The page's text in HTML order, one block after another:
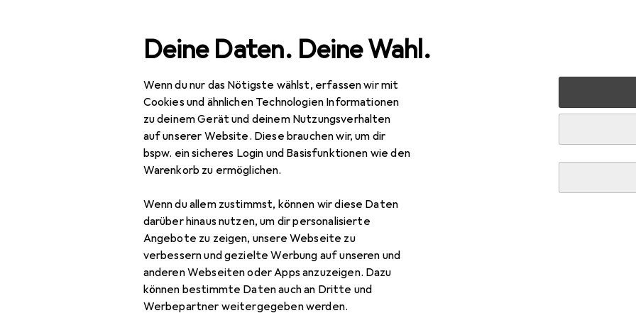
Deine Daten. Deine Wahl.
Wenn du nur das Nötigste wählst, erfassen wir mit
Cookies und ähnlichen Technologien Informationen
zu deinem Gerät und deinem Nutzungsverhalten
auf unserer Website. Diese brauchen wir, um dir
bspw. ein sicheres Login und Basisfunktionen wie den
Warenkorb zu ermöglichen.
Wenn du allem zustimmst, können wir diese Daten
darüber hinaus nutzen, um dir personalisierte
Angebote zu zeigen, unsere Webseite zu
verbessern und gezielte Werbung auf unseren und
anderen Webseiten oder Apps anzuzeigen. Dazu
können bestimmte Daten auch an Dritte und
Werbepartner weitergegeben werden.
Navigation nach Kategorien
Bewässerungssystem
Gesamtsortiment Baumarkt + Garten